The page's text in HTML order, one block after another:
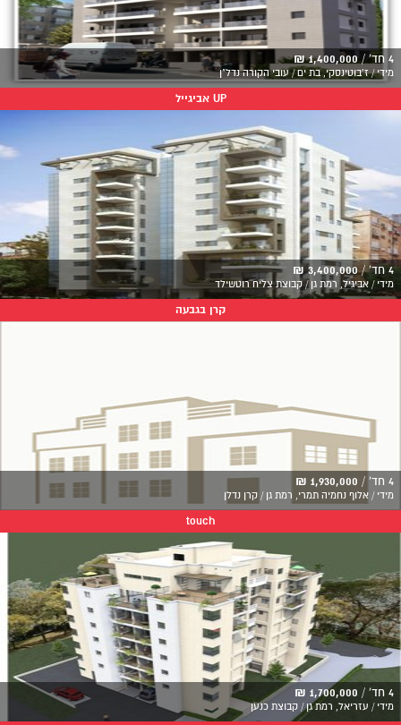
4 חד' / 1,400,000 ₪
מידי / ז'בוטינסקי, בת ים / עובי הקורה נדל"ן
UP אביגייל
4 חד' / 3,400,000 ₪
מידי / אביגיל, רמת גן / קבוצת צליח רוטשילד
קרן בגבעה
4 חד' / 1,930,000 ₪
מידי / אלוף נחמיה תמרי, רמת גן / קרן נדלן
touch
4 חד' / 1,700,000 ₪
מידי / עזריאל, רמת גן / קבוצת כנען